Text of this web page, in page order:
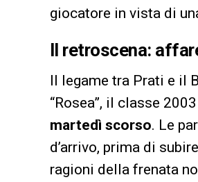
giocatore in vista di
Il retroscena:
Il legame tra Prati e il
“Rosea”, il classe
martedì scorso. Le
d’arrivo, prima di
ragioni della frenata